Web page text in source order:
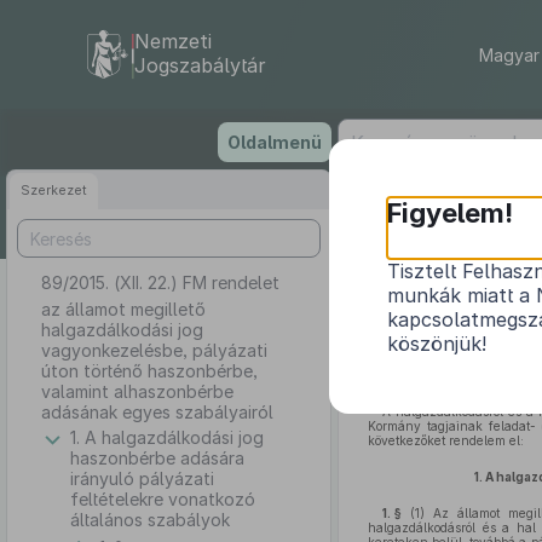
tartalomra
Nemzeti
Jogszabálytár
Oldalmenü
Szerkezet
89/2015. (XII. 22.) FM rendelet
az államot megillető
halgazdálkodási jog
vagyonkezelésbe, pályázati
úton történő haszonbérbe,
valamint alhaszonbérbe
adásának egyes szabályairól
1. A halgazdálkodási jog
haszonbérbe adására
irányuló pályázati
feltételekre vonatkozó
általános szabályok
az államot
A halgazdálkodásról és a
Kormány tagjainak feladat-
következőket rendelem el:
1. A
1. § (1) Az államot
halgazdálkodásról és a hal
Figyelem!
Tisztelt
munkák miatt a
köszönjük!